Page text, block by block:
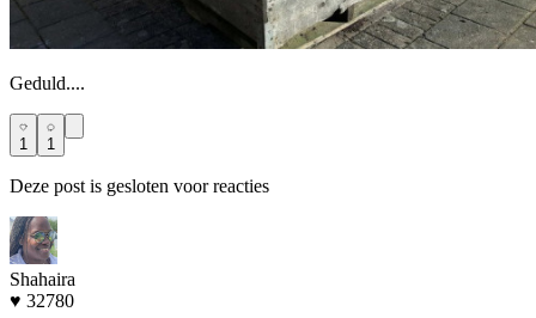
Geduld....
1 1
Deze post is gesloten voor reacties
Shahaira
♥ 32780